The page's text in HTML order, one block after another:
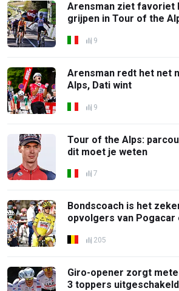
Arensman ziet favoriet
grijpen in Tour of the
9
Arensman redt het net
Alps, Dati wint
9
Tour of the Alps:
dit moet je weten
7
Bondscoach is het
opvolgers van Pogacar
205
Giro-opener zorgt
3 toppers uitgeschakeld